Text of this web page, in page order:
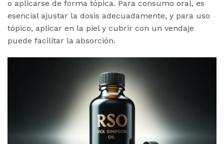
o aplicarse de forma tópica. Para consumo oral, es
esencial ajustar la dosis adecuadamente, y para uso
tópico, aplicar en la piel y cubrir con un vendaje
puede facilitar la absorción​​.